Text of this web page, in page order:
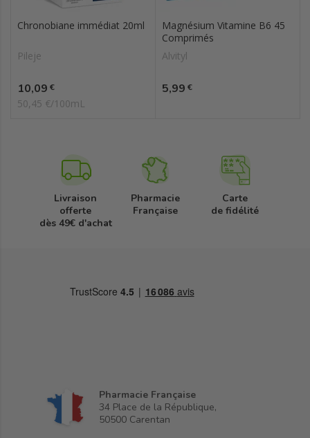
Chronobiane immédiat 20ml
Pileje
Prix
10,09 €
50,45 €/100mL
Magnésium Vitamine B6 45
Comprimés
Alvityl
Prix
5,99 €
Livraison
offerte
dès 49€ d'achat
Pharmacie
Française
Carte
de fidélité
Pharmacie Française
34 Place de la République,
50500 Carentan